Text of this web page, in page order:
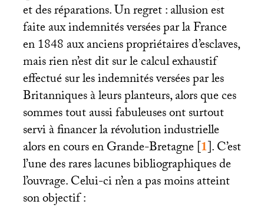
et des réparations. Un regret : allusion est
faite aux indemnités versées par la France
en 1848 aux anciens propriétaires d’esclaves,
mais rien n’est dit sur le calcul exhaustif
effectué sur les indemnités versées par les
Britanniques à leurs planteurs, alors que ces
sommes tout aussi fabuleuses ont surtout
servi à financer la révolution industrielle
alors en cours en Grande-Bretagne[1]. C’est
l’une des rares lacunes bibliographiques de
l’ouvrage. Celui-ci n’en a pas moins atteint
son objectif :